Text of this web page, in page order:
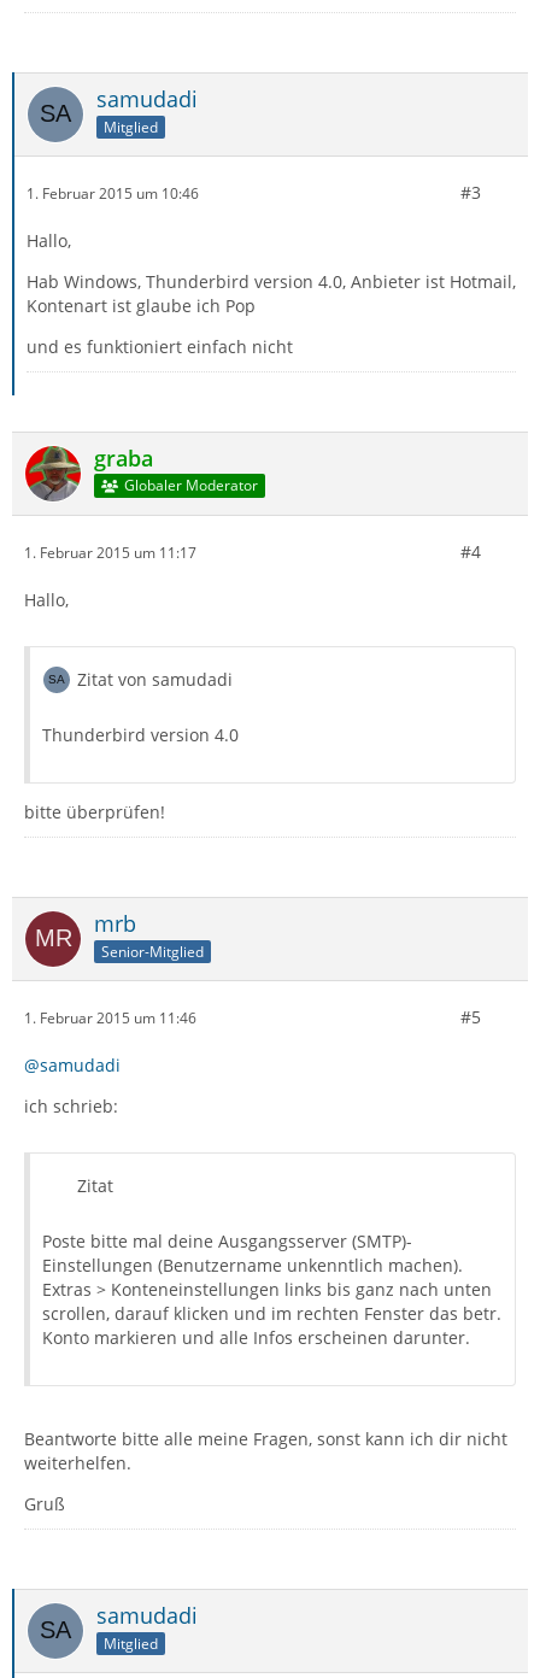
samudadi
Mitglied
1. Februar 2015 um 10:46 #3
Hallo,
Hab Windows, Thunderbird version 4.0, Anbieter ist Hotmail,
Kontenart ist glaube ich Pop
und es funktioniert einfach nicht
graba
Globaler Moderator
1. Februar 2015 um 11:17 #4
Hallo,
Zitat von samudadi
Thunderbird version 4.0
bitte überprüfen!
mrb
Senior-Mitglied
1. Februar 2015 um 11:46 #5
@samudadi
ich schrieb:
Zitat
Poste bitte mal deine Ausgangsserver (SMTP)-
Einstellungen (Benutzername unkenntlich machen).
Extras > Konteneinstellungen links bis ganz nach unten
scrollen, darauf klicken und im rechten Fenster das betr.
Konto markieren und alle Infos erscheinen darunter.
Beantworte bitte alle meine Fragen, sonst kann ich dir nicht
weiterhelfen.
Gruß
samudadi
Mitglied